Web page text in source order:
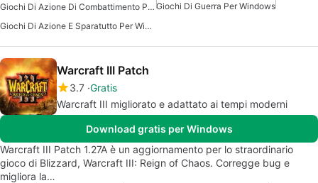
Giochi Di Azione Di Combattimento Per Windows Giochi Di Guerra Per Windows
Giochi Di Azione E Sparatutto Per Windows
Warcraft III Patch
3.7 Gratis
Warcraft III migliorato e adattato ai tempi moderni
Download gratis per Windows
Warcraft III Patch 1.27A è un aggiornamento per lo straordinario
gioco di Blizzard, Warcraft III: Reign of Chaos. Corregge bug e
migliora la…